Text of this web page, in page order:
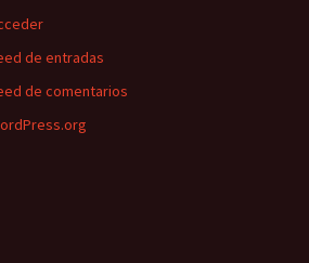
de entradas
de comentarios